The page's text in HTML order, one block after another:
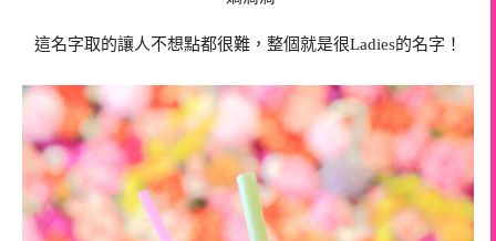
這名字取的讓人不想點都很難，整個就是很Ladies的名字！